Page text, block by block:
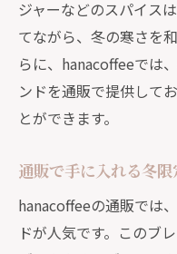
ジャーなどのスパイス
てながら、冬の寒さを
らに、hanacoffeeでは
ンドを通販で提供して
とができます。
通販で手に入れる冬
hanacoffeeの通販では
ドが人気です。このブ